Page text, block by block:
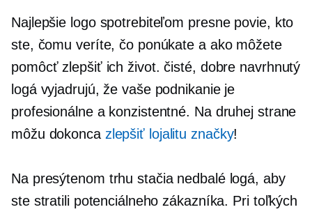
Najlepšie logo spotrebiteľom presne povie, kto
ste, čomu veríte, čo ponúkate a ako môžete
pomôcť zlepšiť ich život. čisté, dobre navrhnutý
logá vyjadrujú, že vaše podnikanie je
profesionálne a konzistentné. Na druhej strane
môžu dokonca zlepšiť lojalitu značky!
Na presýtenom trhu stačia nedbalé logá, aby
ste stratili potenciálneho zákazníka. Pri toľkých